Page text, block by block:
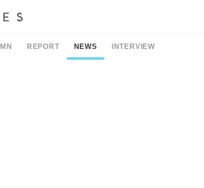
REPORT NEWS INTERVIEW